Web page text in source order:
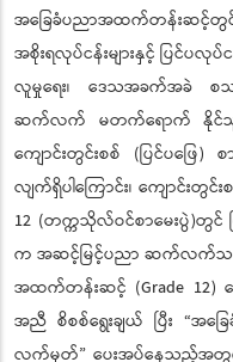
အခြေခံပညာအထက်တန်းဆင့်တွင်
အစိုးရလုပ်ငန်းများနှင့် ပြင်ပလုပ်
လူမှုရေး၊ ဒေသအခက်အခဲ စသည့်
ဆက်လက် မတက်ရောက် နိုင်သူမ
ကျောင်းတွင်းစစ် (ပြင်ပဖြေ)
လျက်ရှိပါကြောင်း၊ ကျောင်းတွင်
12 (တက္ကသိုလ်ဝင်စာမေးပွဲ)တွင် ပ
က အဆင့်မြင့်ပညာ ဆက်လက်သင်ယူ
အထက်တန်းဆင့် (Grade 12) ကျ
အညီ စိစစ်ရွေးချယ် ပြီး “အခ
လက်မှတ်” ပေးအပ်နေသည့်အတွ